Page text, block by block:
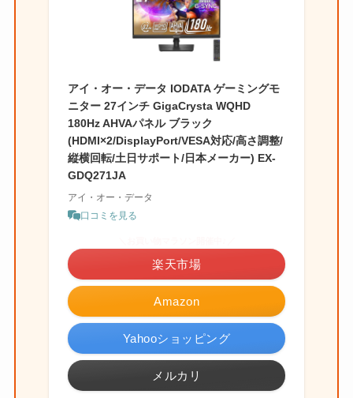
アイ・オー・データ IODATA ゲーミングモ
ニター 27インチ GigaCrysta WQHD
180Hz AHVAパネル ブラック
(HDMI×2/DisplayPort/VESA対応/高さ調整/
縦横回転/土日サポート/日本メーカー) EX-
GDQ271JA
アイ・オー・データ
口コミを見る
Amazon
楽天市場
Yahooショッピング
メルカリ